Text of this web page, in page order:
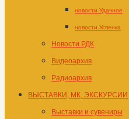
новости Удачное
новости Успенка
Новости РДК
Видеоархив
Радиоархив
ВЫСТАВКИ, МК, ЭКСКУРСИИ
Выставки и сувениры